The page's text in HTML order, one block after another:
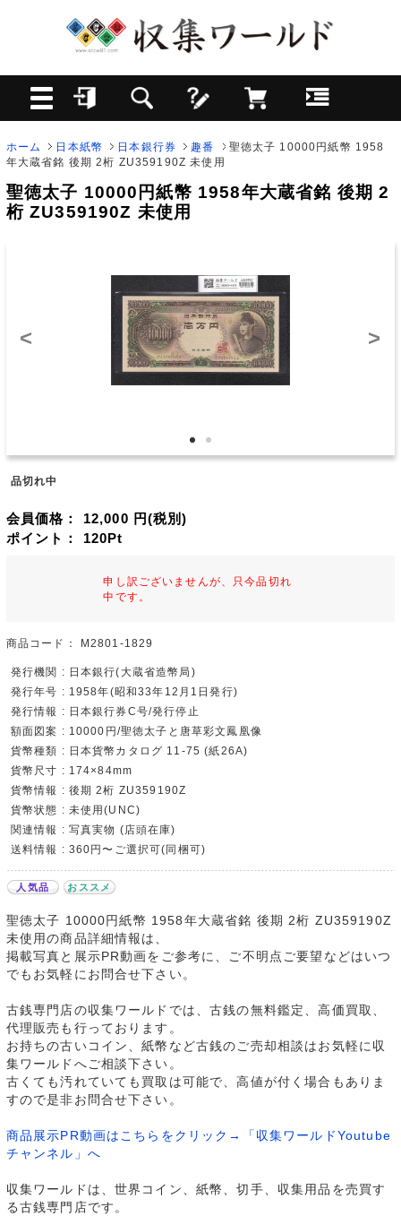
ホーム 日本紙幣 日本銀行券 趣番
聖徳太子 10000円紙幣 1958
年大蔵省銘 後期 2桁 ZU359190Z 未使用
聖徳太子 10000円紙幣 1958年大蔵省銘 後期 2
桁 ZU359190Z 未使用
< >
品切れ中
会員価格： 12,000 円(税別)
ポイント： 120Pt
申し訳ございませんが、只今品切れ
中です。
商品コード： M2801-1829
発行機関 : 日本銀行(大蔵省造幣局)
発行年号 : 1958年(昭和33年12月1日発行)
発行情報 : 日本銀行券C号/発行停止
額面図案 : 10000円/聖徳太子と唐草彩文鳳凰像
貨幣種類 : 日本貨幣カタログ 11-75 (紙26A)
貨幣尺寸 : 174×84mm
貨幣情報 : 後期 2桁 ZU359190Z
貨幣状態 : 未使用(UNC)
関連情報 : 写真実物 (店頭在庫)
送料情報 : 360円〜ご選択可(同梱可)
人気品 おススメ
聖徳太子 10000円紙幣 1958年大蔵省銘 後期 2桁 ZU359190Z
未使用の商品詳細情報は、
掲載写真と展示PR動画をご参考に、ご不明点ご要望などはいつ
でもお気軽にお問合せ下さい。
古銭専門店の収集ワールドでは、古銭の無料鑑定、高価買取、
代理販売も行っております。
お持ちの古いコイン、紙幣など古銭のご売却相談はお気軽に収
集ワールドへご相談下さい。
古くても汚れていても買取は可能で、高値が付く場合もありま
すので是非お問合せ下さい。
商品展示PR動画はこちらをクリック→「収集ワールドYoutube
チャンネル」へ
収集ワールドは、世界コイン、紙幣、切手、収集用品を売買す
る古銭専門店です。